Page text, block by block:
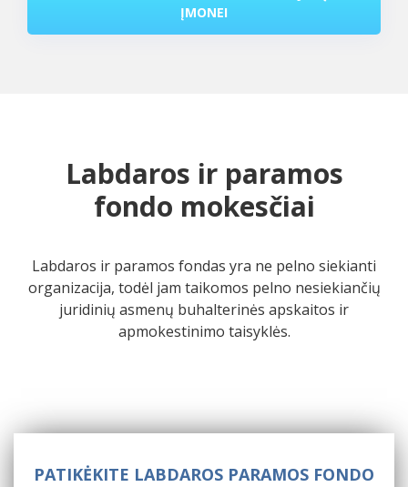
ĮMONEI
Labdaros ir paramos
fondo mokesčiai
Labdaros ir paramos fondas yra ne pelno siekianti
organizacija, todėl jam taikomos pelno nesiekiančių
juridinių asmenų buhalterinės apskaitos ir
apmokestinimo taisyklės.
PATIKĖKITE LABDAROS PARAMOS FONDO